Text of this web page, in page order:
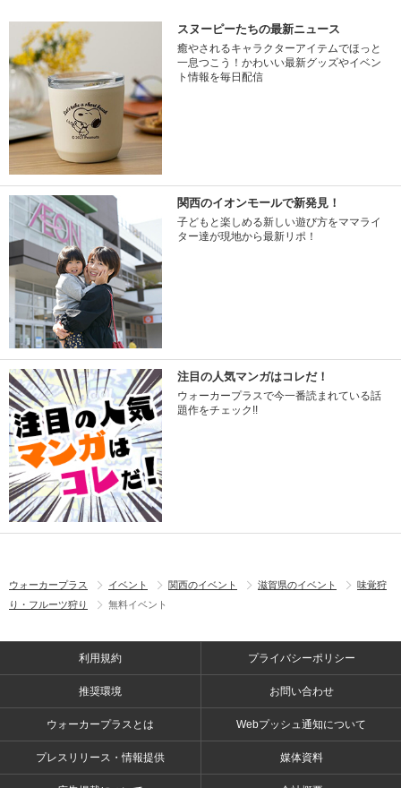
スヌーピーたちの最新ニュース
癒やされるキャラクターアイテムでほっと
一息つこう！かわいい最新グッズやイベン
ト情報を毎日配信
関西のイオンモールで新発見！
子どもと楽しめる新しい遊び方をママライ
ター達が現地から最新リポ！
注目の人気マンガはコレだ！
ウォーカープラスで今一番読まれている話
題作をチェック!!
ウォーカープラス イベント 関西のイベント 滋賀県のイベント
味覚狩
り・フルーツ狩り
無料イベント
利用規約 プライバシーポリシー
推奨環境 お問い合わせ
ウォーカープラスとは Webプッシュ通知について
プレスリリース・情報提供 媒体資料